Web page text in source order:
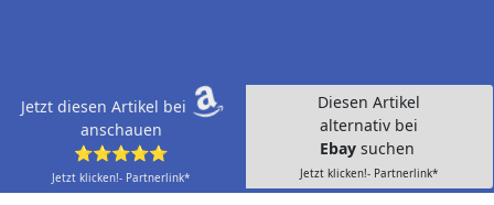
Jetzt diesen Artikel bei
anschauen
⭐⭐⭐⭐⭐
Jetzt klicken!- Partnerlink*
Diesen Artikel
alternativ bei
Ebay suchen
Jetzt klicken!- Partnerlink*